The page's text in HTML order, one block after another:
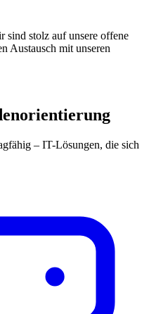
stolz auf unsere offene
Austausch mit unseren
– IT-Lösungen, die sich